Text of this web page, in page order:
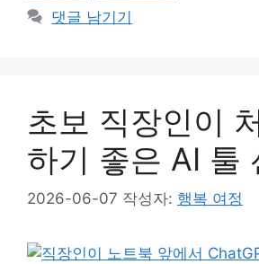
댓글 남기기
초보 직장인이
하기 좋은 AI 툴
2026-06-07 작성자: 행복 여정